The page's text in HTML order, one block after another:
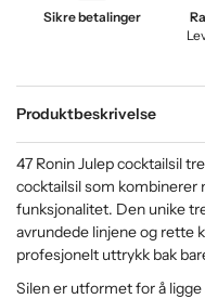
Sikre betalinger
Produktbeskrivelse
47 Ronin Julep cocktailsil
cocktailsil som kombinerer
funksjonalitet. Den unike
avrundede linjene og rette
profesjonelt uttrykk bak
Silen er utformet for å